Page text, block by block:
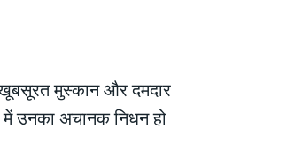
मुस्कान और दमदार
में उनका अचानक निधन हो